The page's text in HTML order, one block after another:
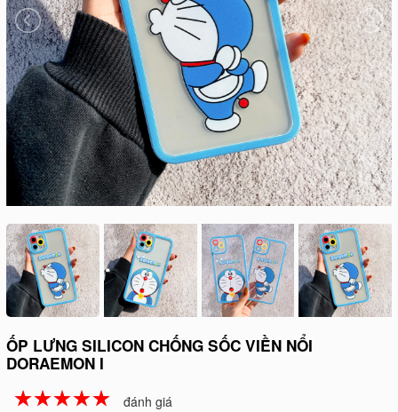
ỐP LƯNG SILICON CHỐNG SỐC VIỀN NỔI
DORAEMON I
☆☆☆☆☆
★★★★★ đánh giá